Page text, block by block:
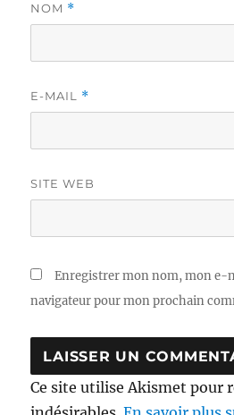
NOM *
E-MAIL *
SITE WEB
Enregistrer mon nom, mon e-
navigateur pour mon prochain
Ce site utilise Akismet pour